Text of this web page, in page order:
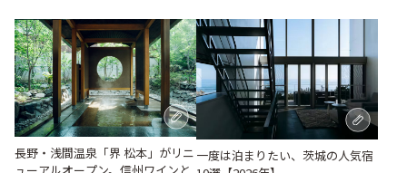
長野・浅間温泉「界 松本」がリニ
ューアルオープン。信州ワインと
一度は泊まりたい、茨城の人気宿